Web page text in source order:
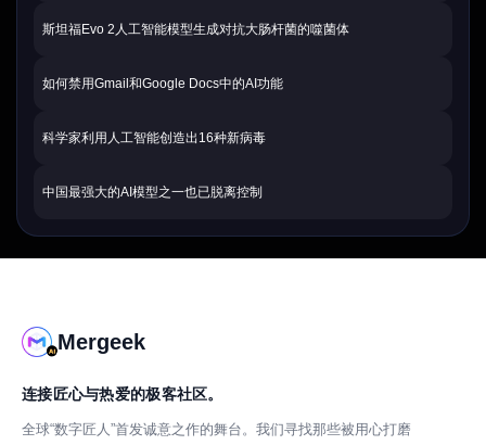
斯坦福Evo 2人工智能模型生成对抗大肠杆菌的噬菌体
如何禁用Gmail和Google Docs中的AI功能
科学家利用人工智能创造出16种新病毒
中国最强大的AI模型之一也已脱离控制
Mergeek
连接匠心与热爱的极客社区。
全球“数字匠人”首发诚意之作的舞台。我们寻找那些被用心打磨